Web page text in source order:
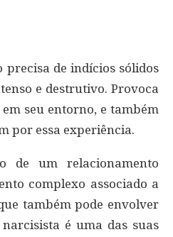
precisa de indícios sólidos
e destrutivo. Provoca
seu entorno, e também
por essa experiência.
de um relacionamento
complexo associado a
também pode envolver
é uma das suas